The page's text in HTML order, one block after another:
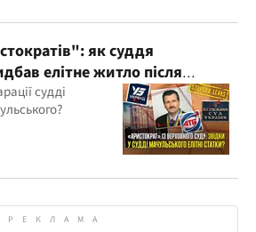
як суддя
елітне житло після
забудовника?
судді